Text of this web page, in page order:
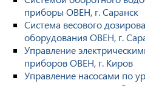
приборы ОВЕН, г. Саранск
Система весового
оборудования ОВЕН, г.
Управление
приборов ОВЕН, г. Киров
Управление насосами по